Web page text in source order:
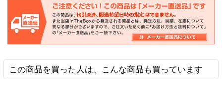
この商品を買った人は、こんな商品も買っています